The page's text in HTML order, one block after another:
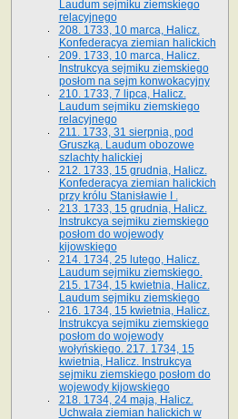
Laudum sejmiku ziemskiego
relacyjnego
208. 1733, 10 marca, Halicz.
Konfederacya ziemian halickich­
209. 1733, 10 marca, Halicz.
Instrukcya sejmiku ziemskiego
posłom na sejm konwokacyjny
210. 1733, 7 lipca, Halicz.
Laudum sejmiku ziemskiego
relacyjnego
211. 1733, 31 sierpnia, pod
Gruszką. Laudum obozowe
szlachty halickiej
212. 1733, 15 grudnia, Halicz.
Konfederacya ziemian halickich
przy królu Stanisławie I .
213. 1733, 15 grudnia, Halicz.
Instrukcya sejmiku ziemskiego
posłom do wojewody
kijowskiego
214. 1734, 25 lutego, Halicz.
Laudum sejmiku ziemskiego.
215. 1734, 15 kwietnia, Halicz.
Laudum sejmiku ziemskiego
216. 1734, 15 kwietnia, Halicz.
Instrukcya sejmiku ziemskiego
posłom do wojewody
wołyńskiego. 217. 1734, 15
kwietnia, Halicz. Instrukcya
sejmiku ziemskiego posłom do
wojewody kijowskiego
218. 1734, 24 maja, Halicz.
Uchwała ziemian halickich w